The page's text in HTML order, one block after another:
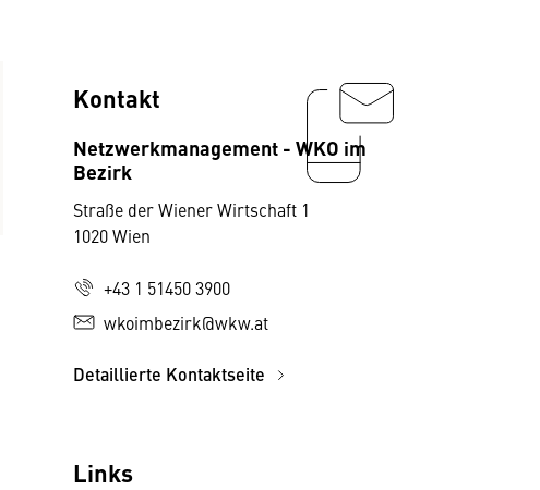
Kontakt
Netzwerkmanagement - WKO im
Bezirk
Straße der Wiener Wirtschaft 1
1020 Wien
+43 1 51450 3900
wkoimbezirk@wkw.at
Detaillierte Kontaktseite
Links